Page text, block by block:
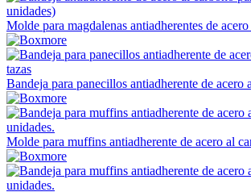
Molde para magdalenas antiadherentes de
Bandeja para panecillos antiadherente de acero
Molde para muffins antiadherente de acero al